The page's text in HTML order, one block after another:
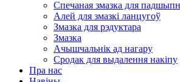
Спечаная змазка для
Алей для змазкі ланцугоў
Змазка для рэдуктара
Змазка
Ачышчальнік ад нагару
Сродак для выдалення накіпу
Пра нас